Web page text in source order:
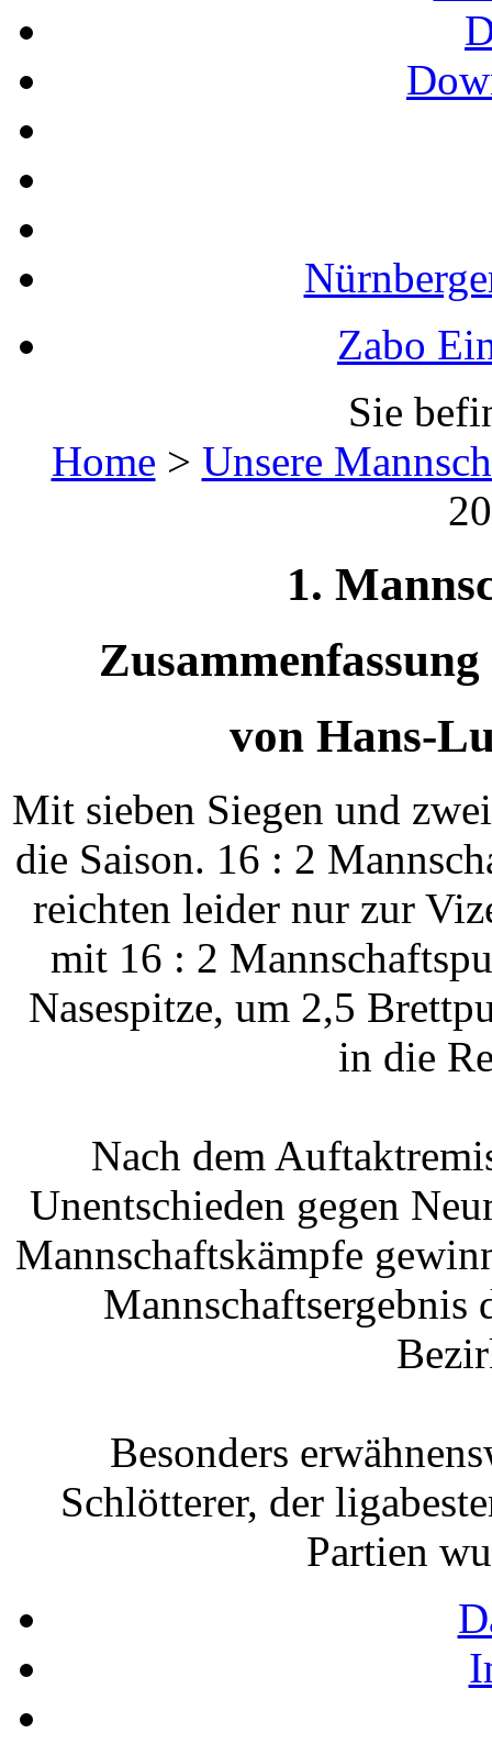
Zabo
Sie
Home > Unsere
1.
von Hans-
Mit sieben Siegen und
die Saison. 16 : 2
reichten leider nur zur
mit 16 : 2
Nasespitze, um 2,5
in die
Nach dem
Unentschieden gegen
Mannschaftskämpfe
Mannschaftsergebnis
Besonders
Schlötterer, der
Partien